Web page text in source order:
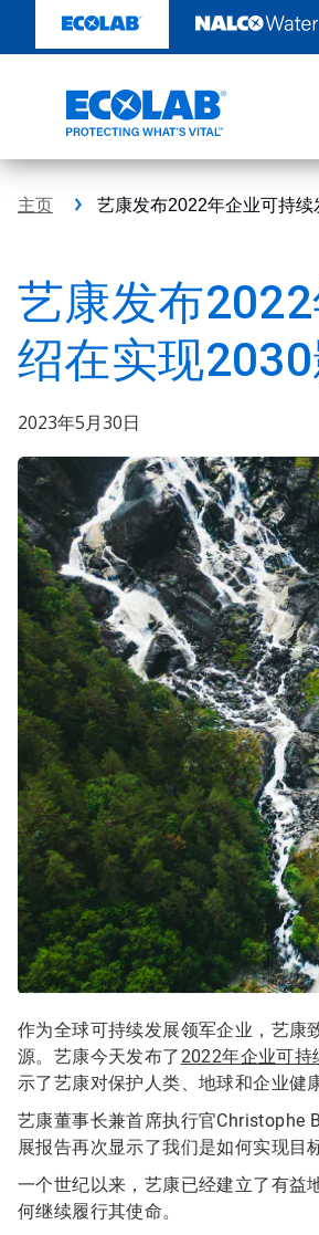
至
主页 艺康发布2022年企业可持
艺康发布
绍在实现
2023年5月30日
作为全球可持续发展领军企业，艺康
源。艺康今天发布了2022年企业可持
示了艺康对保护人类、地球和企业健
艺康董事长兼首席执行官Christophe
展报告再次显示了我们是如何实现目
一个世纪以来，艺康已经建立了有益
何继续履行其使命。